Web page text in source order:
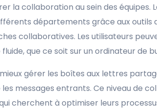
la collaboration au sein des équipes.
départements grâce aux outils
collaboratives. Les utilisateurs
que ce soit sur un ordinateur de
gérer les boîtes aux lettres
messages entrants. Ce niveau de
cherchent à optimiser leurs